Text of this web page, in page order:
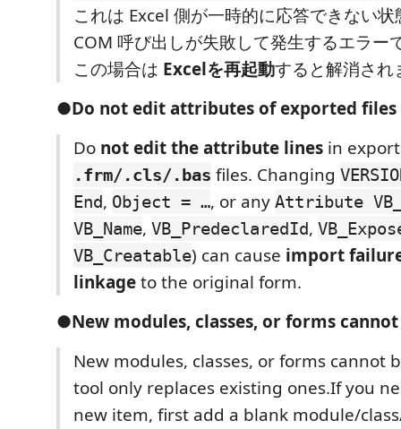
これは Excel 側が一時的に応答できない
COM 呼び出しが失敗して発生するエラー
この場合は Excelを再起動すると解消され
●Do notedit attributes of exported files
Do not edit the attribute lines in
.frm/.cls/.bas files. Changing
End, Object = …, or any Attribute
VB_Name, VB_PredeclaredId,
VB_Creatable) can cause import
linkageto the original form.
●New modules, classes, or forms
New modules, classes, or forms cannot
tool only replaces existing ones.If you
new item, first add a blank module/